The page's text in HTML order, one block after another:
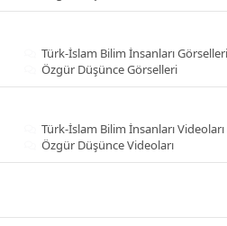
Türk-İslam Bilim İnsanları Görselleri
Özgür Düşünce Görselleri
Türk-İslam Bilim İnsanları Videoları
Özgür Düşünce Videoları